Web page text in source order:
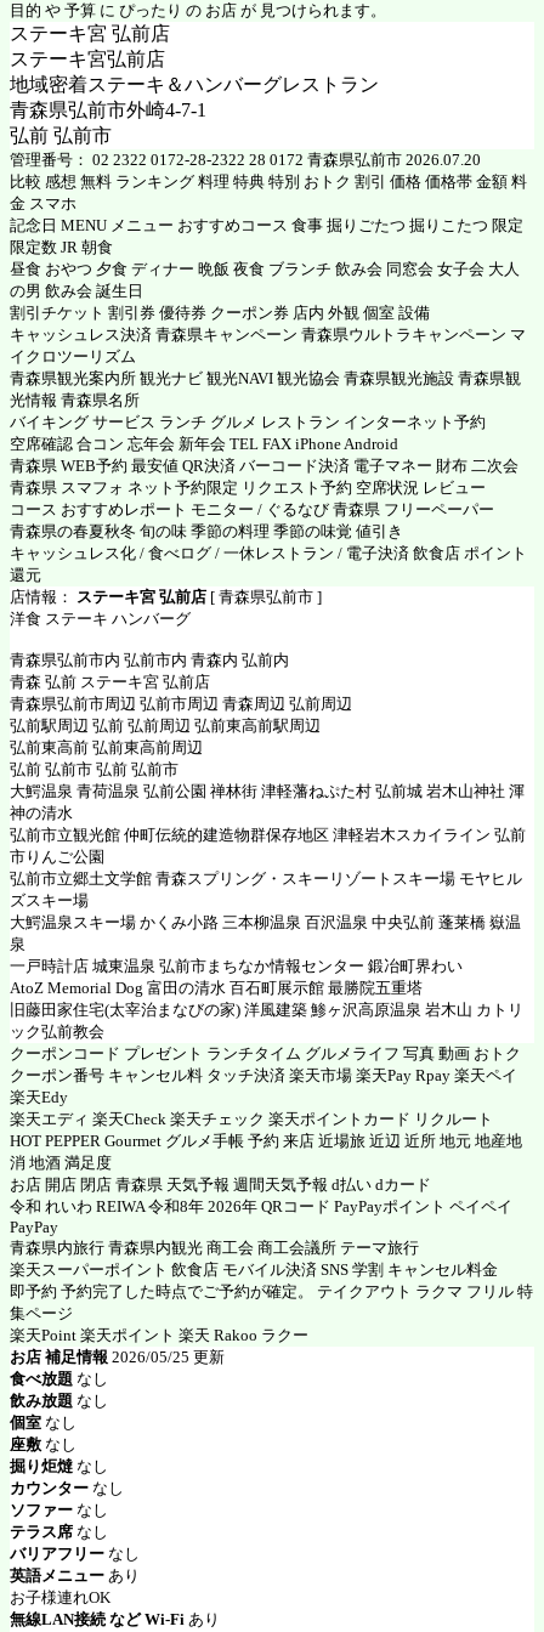
目的 や 予算 に ぴったり の お店 が 見つけられます。
ステーキ宮 弘前店
ステーキ宮弘前店
地域密着ステーキ＆ハンバーグレストラン
青森県弘前市外崎4-7-1
弘前 弘前市
管理番号： 02 2322 0172-28-2322 28 0172 青森県弘前市 2026.07.20
比較 感想 無料 ランキング 料理 特典 特別 おトク 割引 価格 価格帯 金額 料
金 スマホ
記念日 MENU メニュー おすすめコース 食事 掘りごたつ 掘りこたつ 限定
限定数 JR 朝食
昼食 おやつ 夕食 ディナー 晩飯 夜食 ブランチ 飲み会 同窓会 女子会 大人
の男 飲み会 誕生日
割引チケット 割引券 優待券 クーポン券 店内 外観 個室 設備
キャッシュレス決済 青森県キャンペーン 青森県ウルトラキャンペーン マ
イクロツーリズム
青森県観光案内所 観光ナビ 観光NAVI 観光協会 青森県観光施設 青森県観
光情報 青森県名所
バイキング サービス ランチ グルメ レストラン インターネット予約
空席確認 合コン 忘年会 新年会 TEL FAX iPhone Android
青森県 WEB予約 最安値 QR決済 バーコード決済 電子マネー 財布 二次会
青森県 スマフォ ネット予約限定 リクエスト予約 空席状況 レビュー
コース おすすめレポート モニター / ぐるなび 青森県 フリーペーパー
青森県の春夏秋冬 旬の味 季節の料理 季節の味覚 値引き
キャッシュレス化 / 食べログ / 一休レストラン / 電子決済 飲食店 ポイント
還元
店情報： ステーキ宮 弘前店 [ 青森県弘前市 ]
洋食 ステーキ ハンバーグ
青森県弘前市内 弘前市内 青森内 弘前内
青森 弘前 ステーキ宮 弘前店
青森県弘前市周辺 弘前市周辺 青森周辺 弘前周辺
弘前駅周辺 弘前 弘前周辺 弘前東高前駅周辺
弘前東高前 弘前東高前周辺
弘前 弘前市 弘前 弘前市
大鰐温泉 青荷温泉 弘前公園 禅林街 津軽藩ねぷた村 弘前城 岩木山神社 渾
神の清水
弘前市立観光館 仲町伝統的建造物群保存地区 津軽岩木スカイライン 弘前
市りんご公園
弘前市立郷土文学館 青森スプリング・スキーリゾートスキー場 モヤヒル
ズスキー場
大鰐温泉スキー場 かくみ小路 三本柳温泉 百沢温泉 中央弘前 蓬莱橋 嶽温
泉
一戸時計店 城東温泉 弘前市まちなか情報センター 鍛冶町界わい
AtoZ Memorial Dog 富田の清水 百石町展示館 最勝院五重塔
旧藤田家住宅(太宰治まなびの家) 洋風建築 鯵ヶ沢高原温泉 岩木山 カトリ
ック弘前教会
クーポンコード プレゼント ランチタイム グルメライフ 写真 動画 おトク
クーポン番号 キャンセル料 タッチ決済 楽天市場 楽天Pay Rpay 楽天ペイ
楽天Edy
楽天エディ 楽天Check 楽天チェック 楽天ポイントカード リクルート
HOT PEPPER Gourmet グルメ手帳 予約 来店 近場旅 近辺 近所 地元 地産地
消 地酒 満足度
お店 開店 閉店 青森県 天気予報 週間天気予報 d払い dカード
令和 れいわ REIWA 令和8年 2026年 QRコード PayPayポイント ペイペイ
PayPay
青森県内旅行 青森県内観光 商工会 商工会議所 テーマ旅行
楽天スーパーポイント 飲食店 モバイル決済 SNS 学割 キャンセル料金
即予約 予約完了した時点でご予約が確定。 テイクアウト ラクマ フリル 特
集ページ
楽天Point 楽天ポイント 楽天 Rakoo ラクー
お店 補足情報 2026/05/25 更新
食べ放題 なし
飲み放題 なし
個室 なし
座敷 なし
掘り炬燵 なし
カウンター なし
ソファー なし
テラス席 なし
バリアフリー なし
英語メニュー あり
お子様連れOK
無線LAN接続 など Wi-Fi あり